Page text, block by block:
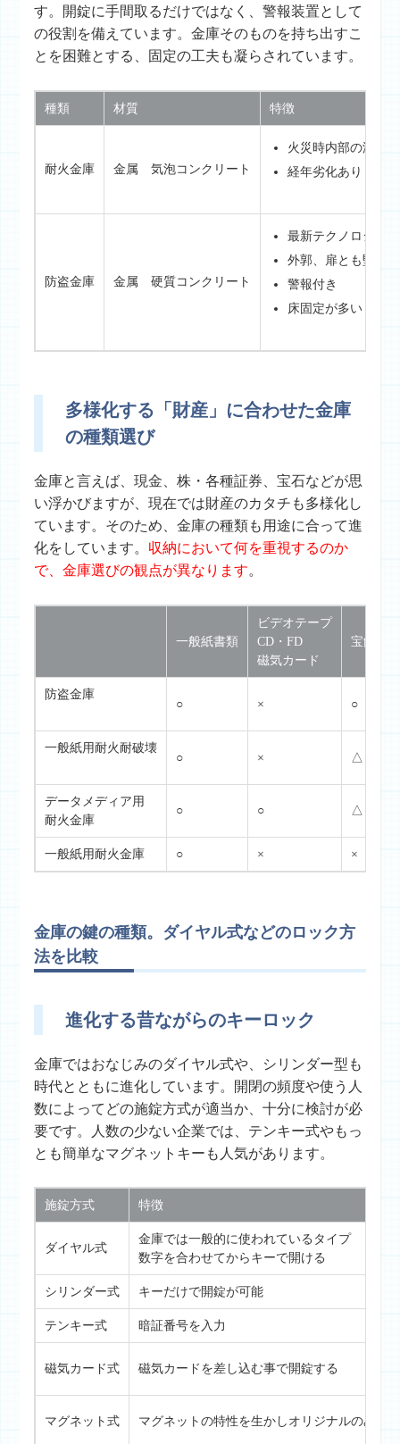
す。開錠に手間取るだけではなく、警報装置として
の役割を備えています。金庫そのものを持ち出すこ
とを困難とする、固定の工夫も凝らされています。
種類 材質 特徴
耐火金庫 金属 気泡コンクリート
火災時内部の温度
経年劣化あり 耐用
防盗金庫 金属 硬質コンクリート
最新テクノロジー
外郭、扉とも堅固
警報付き
床固定が多い
多様化する「財産」に合わせた金庫
の種類選び
金庫と言えば、現金、株・各種証券、宝石などが思
い浮かびますが、現在では財産のカタチも多様化し
ています。そのため、金庫の種類も用途に合って進
化をしています。 収納において何を重視するのか
で、金庫選びの観点が異なります。
一般紙書類
ビデオテープ
CD・FD
磁気カード
宝飾類
防盗金庫
○ × ○
一般紙用耐火耐破壊
○ × △
データメディア用
耐火金庫
○ ○ △
一般紙用耐火金庫 ○ × ×
金庫の鍵の種類。ダイヤル式などのロック方
法を比較
進化する昔ながらのキーロック
金庫ではおなじみのダイヤル式や、 シリンダー型 も
時代とともに進化しています。開閉の頻度や使う人
数によってどの施錠方式が適当か、十分に検討が必
要です。人数の少ない企業では、 テンキー式やもっ
とも簡単なマグネットキー も人気があります。
施錠方式 特徴
ダイヤル式
金庫では一般的に使われているタイプ
数字を合わせてからキーで開ける
シリンダー式 キーだけで開錠が可能
テンキー式 暗証番号を入力
磁気カード式 磁気カードを差し込む事で開錠する
マグネット式 マグネットの特性を生かしオリジナルのみで